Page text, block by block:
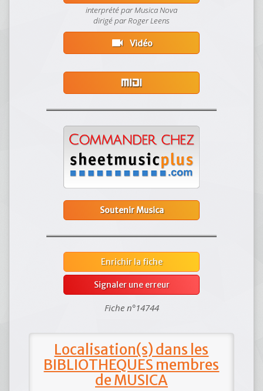
interprété par Musica Nova
dirigé par Roger Leens
videocam Vidéo
Soutenir Musica
Enrichir la fiche
Signaler une erreur
Fiche n°14744
Localisation(s) dans les
BIBLIOTHEQUES membres
de MUSICA